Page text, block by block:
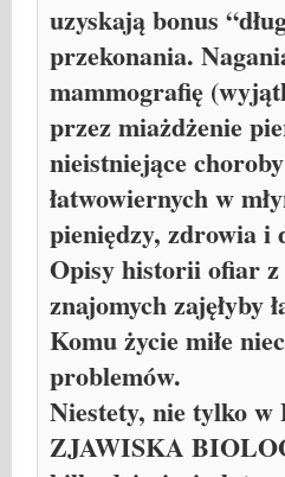
uzyskają bonus
przekonania.
mammografię
przez miażdżenie
nieistniejące
łatwowiernych w
pieniędzy, zdrowia i
Opisy historii ofiar
znajomych zajęłyby
Komu życie miłe
problemów.
Niestety, nie tylko
ZJAWISKA